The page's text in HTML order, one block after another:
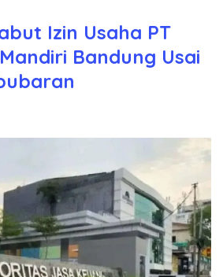
Izin Usaha PT
Bandung Usai